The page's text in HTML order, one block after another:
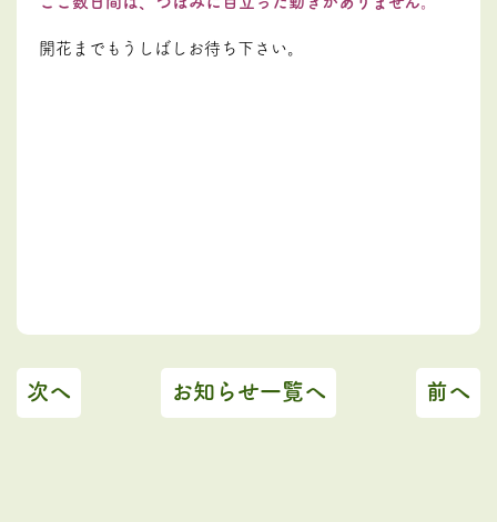
開花までもうしばしお待ち下さい。
次へ お知らせ一覧へ 前へ